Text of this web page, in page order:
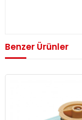
Benzer Ürünler